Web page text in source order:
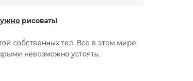
рисовать!
собственных тел. Всё в этом мире
невозможно устоять.